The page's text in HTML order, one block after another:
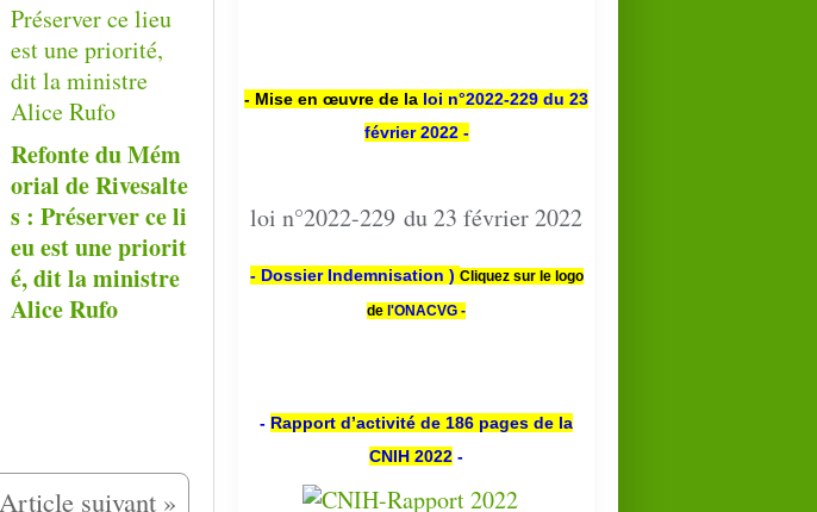
Refonte du Mém
orial de Rivesalte
s : Préserver ce li
eu est une priorit
é, dit la ministre
Alice Rufo
- Mise en œuvre de la loi n°2022-229 du 23
février 2022 -
loi n°2022-229 du 23 février 2022
- Dossier Indemnisation ) Cliquez sur le logo
de l'ONACVG -
- Rapport d’activité de 186 pages de la
CNIH 2022 -